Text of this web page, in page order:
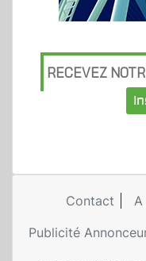
RECEVEZ
Contact
A
Publicité